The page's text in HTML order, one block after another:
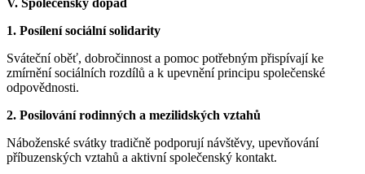
1. Posílení sociální solidarity
Sváteční oběť, dobročinnost a pomoc potřebným přispívají ke
zmírnění sociálních rozdílů a k upevnění principu společenské
odpovědnosti.
2. Posilování rodinných a mezilidských vztahů
Náboženské svátky tradičně podporují návštěvy, upevňování
příbuzenských vztahů a aktivní společenský kontakt.